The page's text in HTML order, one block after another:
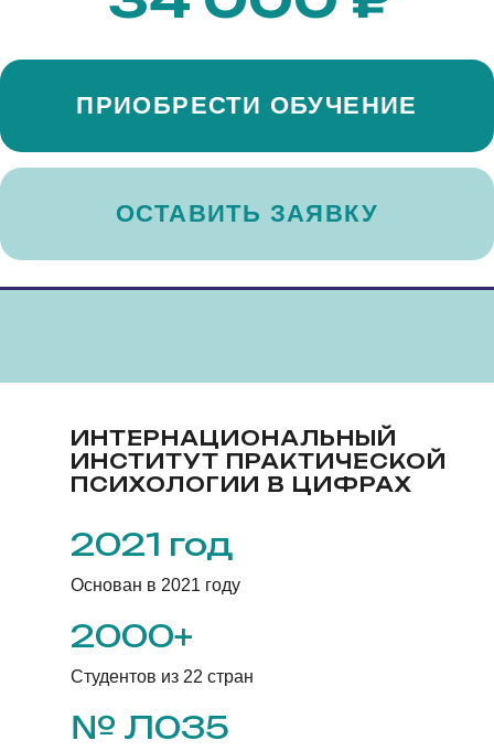
ИНТЕРНАЦИОНАЛЬНЫЙ
ИНСТИТУТ ПРАКТИЧЕСКОЙ
ПСИХОЛОГИИ В ЦИФРАХ
Основан в 2021 году
2021 год
№ Л035
Студентов из 22 стран
2000+